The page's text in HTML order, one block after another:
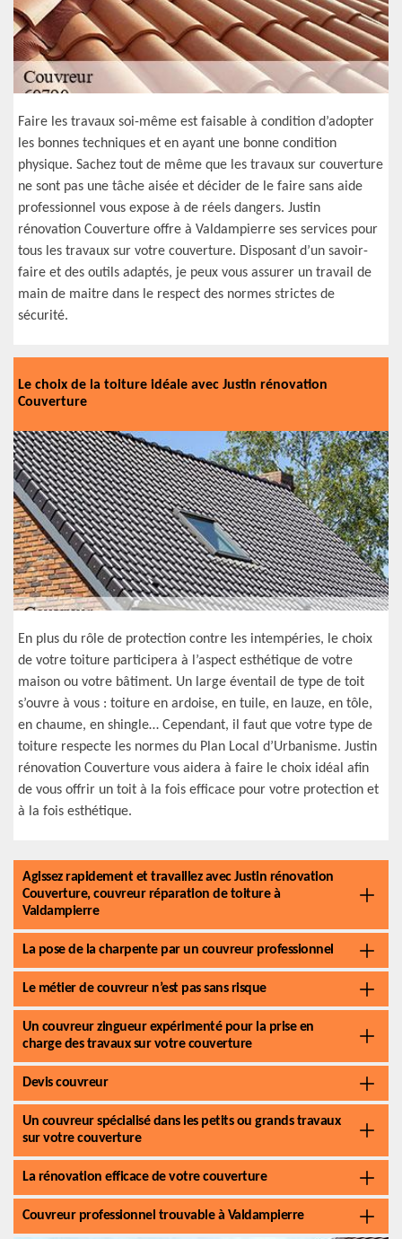
Faire les travaux soi-même est faisable à condition d’adopter
les bonnes techniques et en ayant une bonne condition
physique. Sachez tout de même que les travaux sur couverture
ne sont pas une tâche aisée et décider de le faire sans aide
professionnel vous expose à de réels dangers. Justin
rénovation Couverture offre à Valdampierre ses services pour
tous les travaux sur votre couverture. Disposant d’un savoir-
faire et des outils adaptés, je peux vous assurer un travail de
main de maitre dans le respect des normes strictes de
sécurité.
Le choix de la toiture idéale avec Justin rénovation
Couverture
En plus du rôle de protection contre les intempéries, le choix
de votre toiture participera à l’aspect esthétique de votre
maison ou votre bâtiment. Un large éventail de type de toit
s’ouvre à vous : toiture en ardoise, en tuile, en lauze, en tôle,
en chaume, en shingle… Cependant, il faut que votre type de
toiture respecte les normes du Plan Local d’Urbanisme. Justin
rénovation Couverture vous aidera à faire le choix idéal afin
de vous offrir un toit à la fois efficace pour votre protection et
à la fois esthétique.
Agissez rapidement et travaillez avec Justin rénovation
Couverture, couvreur réparation de toiture à
Valdampierre
La pose de la charpente par un couvreur professionnel
Le métier de couvreur n’est pas sans risque
Un couvreur zingueur expérimenté pour la prise en
charge des travaux sur votre couverture
Devis couvreur
Un couvreur spécialisé dans les petits ou grands travaux
sur votre couverture
La rénovation efficace de votre couverture
Couvreur professionnel trouvable à Valdampierre